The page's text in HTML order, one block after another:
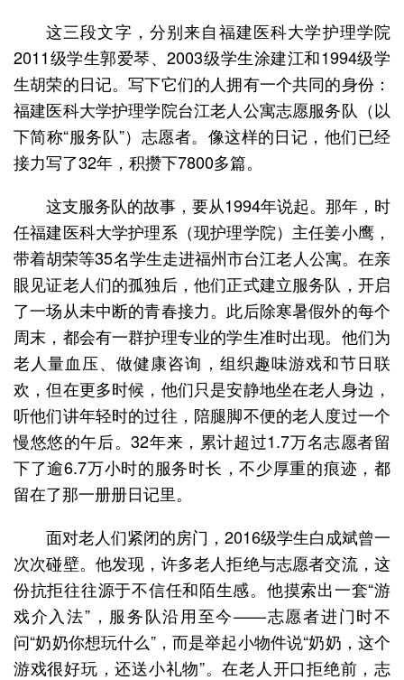
这三段文字，分别来自福建医科大学护理学院
2011级学生郭爱琴、2003级学生涂建江和1994级学
生胡荣的日记。写下它们的人拥有一个共同的身份：
福建医科大学护理学院台江老人公寓志愿服务队（以
下简称“服务队”）志愿者。像这样的日记，他们已经
接力写了32年，积攒下7800多篇。
这支服务队的故事，要从1994年说起。那年，时
任福建医科大学护理系（现护理学院）主任姜小鹰，
带着胡荣等35名学生走进福州市台江老人公寓。在亲
眼见证老人们的孤独后，他们正式建立服务队，开启
了一场从未中断的青春接力。此后除寒暑假外的每个
周末，都会有一群护理专业的学生准时出现。他们为
老人量血压、做健康咨询，组织趣味游戏和节日联
欢，但在更多时候，他们只是安静地坐在老人身边，
听他们讲年轻时的过往，陪腿脚不便的老人度过一个
慢悠悠的午后。32年来，累计超过1.7万名志愿者留
下了逾6.7万小时的服务时长，不少厚重的痕迹，都
留在了那一册册日记里。
面对老人们紧闭的房门，2016级学生白成斌曾一
次次碰壁。他发现，许多老人拒绝与志愿者交流，这
份抗拒往往源于不信任和陌生感。他摸索出一套“游
戏介入法”，服务队沿用至今——志愿者进门时不
问“奶奶你想玩什么”，而是举起小物件说“奶奶，这个
游戏很好玩，还送小礼物”。在老人开口拒绝前，志